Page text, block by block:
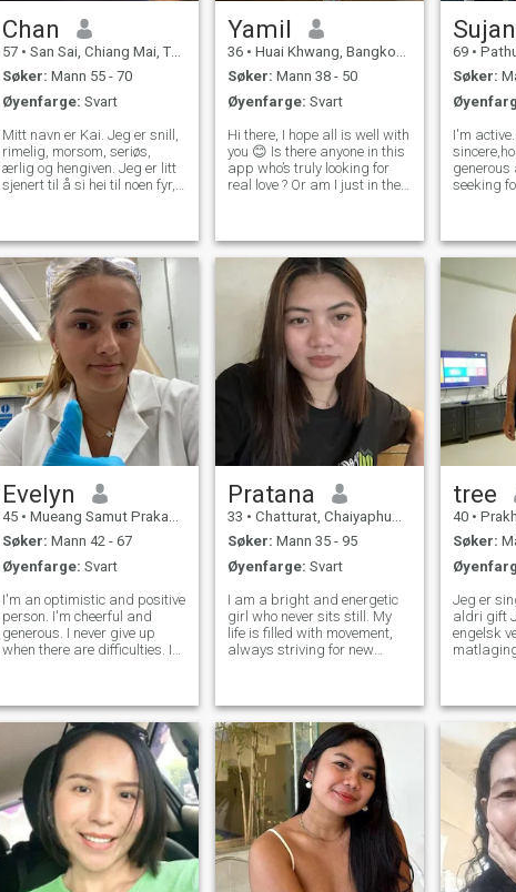
Chan
57 • San Sai, Chiang Mai, Thailand
Søker: Mann 55 - 70
Øyenfarge: Svart
Mitt navn er Kai. Jeg er snill,
rimelig, morsom, seriøs,
ærlig og hengiven. Jeg er litt
sjenert til å si hei til noen fyr,
Kommunikasjon er viktig for
et forhold, med meg, vil du
kunne ha en ekte samtale
som jeg snakker flytende
engelsk. Du vil kunne fortelle
meg om livet ditt, og jeg vil
forstå det. Jeg er en
fjellelsker, så jeg vil ikke bo
ved stranden.
Yamil
36 • Huai Khwang, Bangkok, Thailand
Søker: Mann 38 - 50
Øyenfarge: Svart
Hi there, I hope all is well with
you 😊 Is there anyone in this
app who’s truly looking for
real love ? Or am I just in the
interesting in a serious
relationship, l
69 • Pathum
Søker:
I'm active.
seeking
healthy, I
sick, and
problem.
Evelyn
45 • Mueang Samut Prakan, Samut Prakan, Thailand
Søker: Mann 42 - 67
Øyenfarge: Svart
I'm an optimistic and positive
person. I'm cheerful and
generous. I never give up
when there are difficulties. In
I'm so happy to be here and
I'm really hoping to meet that
Pratana
33 • Chatturat, Chaiyaphum, Thailand
Søker: Mann 35 - 95
Øyenfarge: Svart
I am a bright and energetic
girl who never sits still. My
life is filled with movement,
always striving for new
family where love, respect
and mutual support were the
tree
40 •
Søker:
Jeg er
aldri gift
engelsk
ser frem
til
bryr meg
vil gjøre,
jeg vil